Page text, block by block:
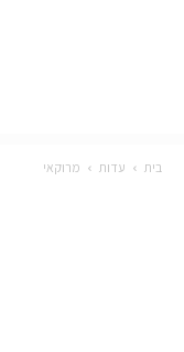
בית עדות מרוקאי